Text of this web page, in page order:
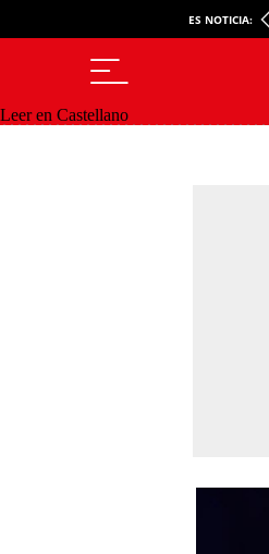
ES NOTICIA:
Leer en Castellano